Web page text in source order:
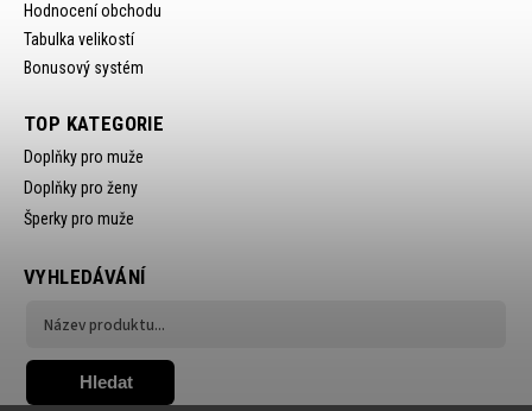
Hodnocení obchodu
Tabulka velikostí
Bonusový systém
TOP KATEGORIE
Doplňky pro muže
Doplňky pro ženy
Šperky pro muže
VYHLEDÁVÁNÍ
Hledat